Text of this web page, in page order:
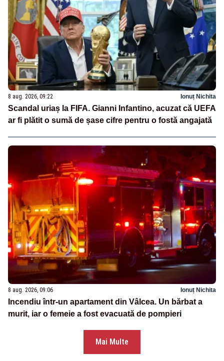
8 aug. 2026, 09:22 Ionuț Nichita
Scandal uriaș la FIFA. Gianni Infantino, acuzat că UEFA
ar fi plătit o sumă de șase cifre pentru o fostă angajată
8 aug. 2026, 09:06 Ionuț Nichita
Incendiu într-un apartament din Vâlcea. Un bărbat a
murit, iar o femeie a fost evacuată de pompieri
Mai Multe